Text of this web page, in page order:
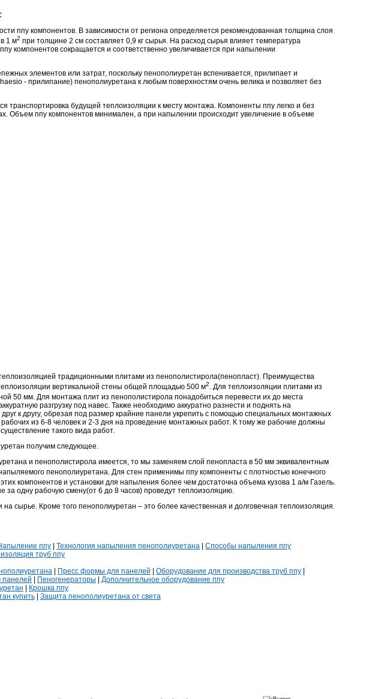
ппу компонентов. В зависимости от региона определяется рекомендованная толщина слоя
1 м2 при толщине 2 см составляет 0,9 кг сырья. На расход сырья влияет температура
компонентов сокращается и соответственно увеличивается при напылении
элементов или затрат, поскольку пенополиуретан вспенивается, прилипает и
- прилипание) пенополиуретана к любым поверхностям очень велика и позволяет без
транспортировка будущей теплоизоляции к месту монтажа. Компоненты ппу легко и без
Объем ппу компонентов минимален, а при напылении происходит увеличение в объеме
традиционными плитами из пенополистирола(пенопласт). Преимущества
вертикальной стены общей площадью 500 м2. Для теплоизоляции плитами из
50 мм. Для монтажа плит из пенополистирола понадобиться перевести их до места
разгрузку под навес. Также необходимо аккуратно разнести и поднять на
к другу, обрезая под размер крайние панели укрепить с помощью специальных монтажных
из 6-8 человек и 2-3 дня на проведение монтажных работ. К тому же рабочие должны
такого вида работ.
получим следующее.
и пенополистирола имеется, то мы заменяем слой пенопласта в 50 мм эквивалентным
пенополиуретана. Для стен применимы ппу компоненты с плотностью конечного
компонентов и установки для напыления более чем достаточна объема кузова 1 а/м Газель.
за одну рабочую смену(от 6 до 8 часов) проведут теплоизоляцию.
сырье. Кроме того пенополиуретан – это более качественная и долговечная теплоизоляция.
ппу Технология напыления пенополиуретана
Способы напыления ппу
труб ппу
Пресс формы для панелей Оборудование для производства труб ппу
панелей Пеногенераторы
Дополнительное оборудование ппу
Крошка ппу
купить
Защита пенополиуретана от света